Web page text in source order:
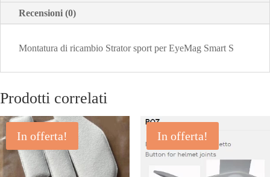
Recensioni (0)
Montatura di ricambio Strator sport per EyeMag Smart S
Prodotti correlati
In offerta! In offerta!